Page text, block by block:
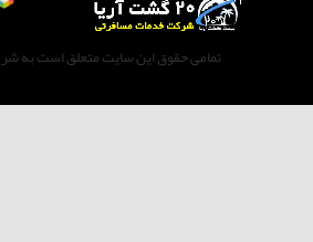
تمامی حقوق این سایت متعلق است به